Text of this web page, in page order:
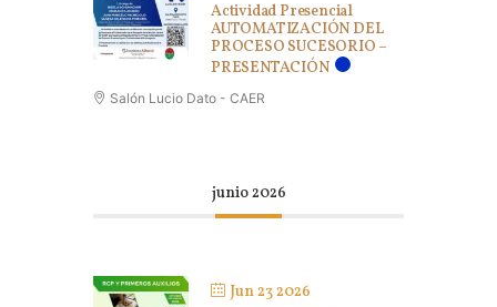
Actividad Presencial
AUTOMATIZACIÓN DEL
PROCESO SUCESORIO –
PRESENTACIÓN
Salón Lucio Dato - CAER
junio 2026
Jun 23 2026